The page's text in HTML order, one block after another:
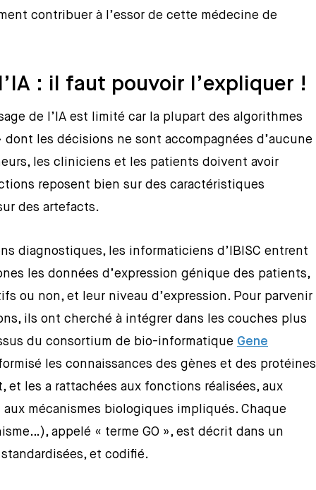
contribuer à l’essor de cette médecine de
: il faut pouvoir l’expliquer !
de l’IA est limité car la plupart des algorithmes
les décisions ne sont accompagnées d’aucune
les cliniciens et les patients doivent avoir
reposent bien sur des caractéristiques
des artefacts.
diagnostiques, les informaticiens d’IBISC entrent
les données d’expression génique des patients,
ou non, et leur niveau d’expression. Pour parvenir
ils ont cherché à intégrer dans les couches plus
du consortium de bio-informatique Gene
les connaissances des gènes et des protéines
et les a rattachées aux fonctions réalisées, aux
mécanismes biologiques impliqués. Chaque
appelé « terme GO », est décrit dans un
et codifié.